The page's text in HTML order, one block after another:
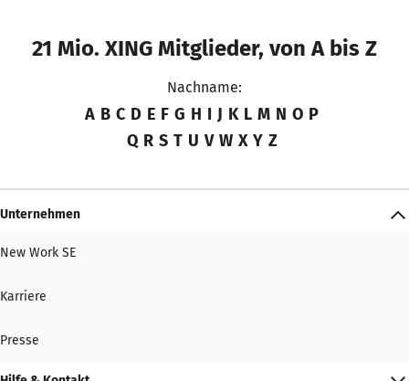
21 Mio. XING Mitglieder, von A bis Z
Nachname:
A B C D E F G H I J K L M N O P
Q R S T U V W X Y Z
Unternehmen
New Work SE
Karriere
Presse